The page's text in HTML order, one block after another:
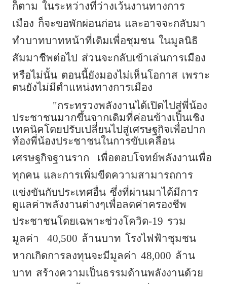
ก็ตาม ในระหว่างที่ว่างเว้นงานทางการ
เมือง ก็จะขอพักผ่อนก่อน และอาจจะกลับมา
ทำบาทบาทหน้าที่เดิมเพื่อชุมชน ในมูลนิธิ
สัมมาชีพต่อไป ส่วนจะกลับเข้าเล่นการเมือง
หรือไม่นั้น ตอนนี้ยังมองไม่เห็นโอกาส เพราะ
ตนยังไม่มีตำแหน่งทางการเมือง
"กระทรวงพลังงานได้เปิดไปสู่พี่น้อง
ประชาชนมากขึ้นจากเดิมที่ค่อนข้างเป็นเชิง
เทคนิคโดยปรับเปลี่ยนไปสู่เศรษฐกิจเพื่อปาก
ท้องพี่น้องประชาชนในการขับเคลื่อน
เศรษฐกิจฐานราก
เพื่อตอบโจทย์พลังงานเพื่อ
ทุกคน และการเพิ่มขีดความสามารถการ
แข่งขันกับประเทศอื่น ซึ่งที่ผ่านมาได้มีการ
ดูแลค่าพลังงานต่างๆเพื่อลดค่าครองชีพ
ประชาชนโดยเฉพาะช่วงโควิด-19 รวม
มูลค่า
40,500 ล้านบาท โรงไฟฟ้าชุมชน
หากเกิดการลงทุนจะมีมูลค่า 48,000 ล้าน
บาท สร้างความเป็นธรรมด้านพลังงานด้วย